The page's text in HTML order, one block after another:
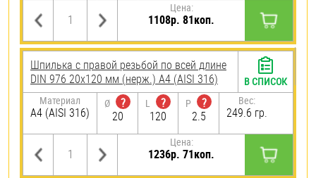
Цена:
1108р. 81коп.
Шпилька с правой резьбой по всей длине
DIN 976 20х120 мм (нерж.) A4 (AISI 316)
Материал
A4 (AISI 316)
Ø
?
20
L
?
120
P
?
2.5
Вес:
249.6 гр.
Цена:
1236р. 71коп.
В СПИСОК